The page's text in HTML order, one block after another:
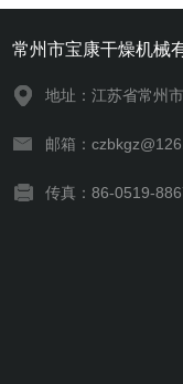
常州市宝康干燥机械
地址：江苏省常州
邮箱：
传真：86-0519-